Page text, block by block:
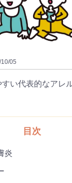
05
い代表的なアレ
目次
炎